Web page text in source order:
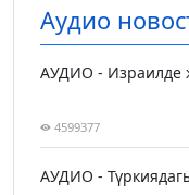
Аудио
АУДИО - Израилде
4599377
АУДИО -